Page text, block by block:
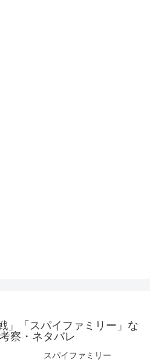
」「スパイファミリー」な
察・ネタバレ
スパイファミリー